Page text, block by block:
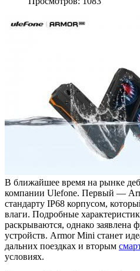
В ближайшее время на рынке
компании Ulefone. Первый —
стандарту IP68 корпусом,
влаги. Подробные
раскрываются, однако заявлена
устройств. Armor Mini станет
дальних поездках и вторым
условиях.